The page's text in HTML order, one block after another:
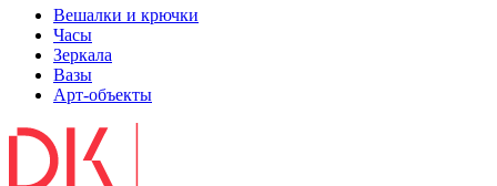
Вешалки и крючки
Часы
Зеркала
Вазы
Арт-объекты